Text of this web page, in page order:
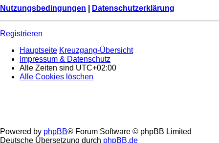
Nutzungsbedingungen
Datenschutzerklärung
Registrieren
Hauptseite Kreuzgang-Übersicht
Impressum & Datenschutz
Alle Zeiten sind UTC+02:00
Alle Cookies löschen
Powered by phpBB® Forum Software © phpBB Limited
Deutsche Übersetzung durch phpBB.de